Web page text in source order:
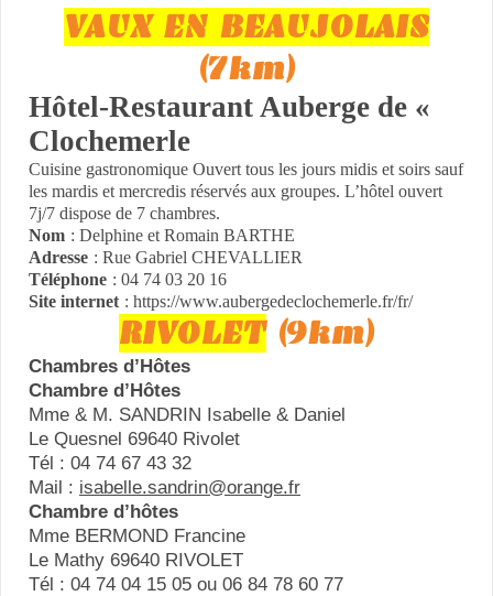
VAUX EN BEAUJOLAIS
(7km)
Hôtel-Restaurant Auberge de «
Clochemerle
Cuisine gastronomique Ouvert tous les jours midis et soirs sauf
les mardis et mercredis réservés aux groupes. L’hôtel ouvert
7j/7 dispose de 7 chambres.
Nom : Delphine et Romain BARTHE
Adresse : Rue Gabriel CHEVALLIER
Téléphone : 04 74 03 20 16
Site internet : https://www.aubergedeclochemerle.fr/fr/
RIVOLET(9km)
Chambres d’Hôtes
Chambre d’Hôtes
Mme & M. SANDRIN Isabelle & Daniel
Le Quesnel 69640 Rivolet
Tél : 04 74 67 43 32
Mail : isabelle.sandrin@orange.fr
Chambre d’hôtes
Mme BERMOND Francine
Le Mathy 69640 RIVOLET
Tél : 04 74 04 15 05 ou 06 84 78 60 77